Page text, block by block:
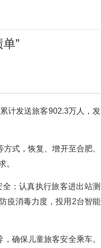
”
计发送旅客902.3万人，发
式，恢复、增开至合肥、
。
：认真执行旅客进出站测
疫消毒力度，投用2台智能
确保儿童旅客安全乘车。